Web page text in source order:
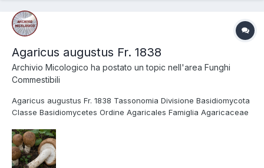
Agaricus augustus Fr. 1838
Archivio Micologico ha postato un topic nell'area Funghi
Commestibili
Agaricus augustus Fr. 1838 Tassonomia Divisione Basidiomycota
Classe Basidiomycetes Ordine Agaricales Famiglia Agaricaceae
Sinonimi Psalliota augusta (Fr.) Quél. 1872 Agaricus perrarus
Schulzer 1880 Agaricus augustus v...